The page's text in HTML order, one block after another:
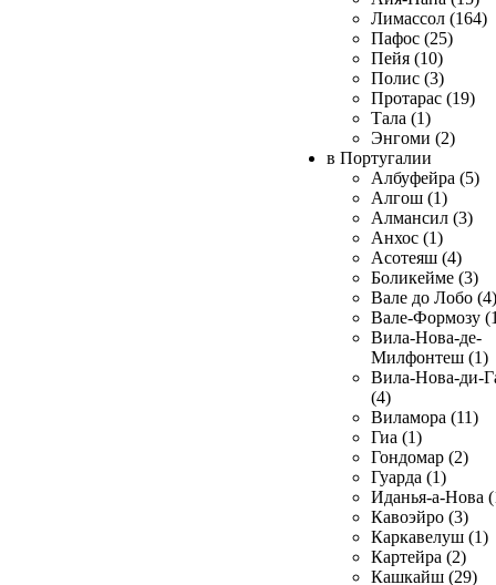
Лимассол (164)
Пафос (25)
Пейя (10)
Полис (3)
Протарас (19)
Тала (1)
Энгоми (2)
в Португалии
Албуфейра (5)
Алгош (1)
Алмансил (3)
Анхос (1)
Асотеяш (4)
Боликейме (3)
Вале до Лобо (4)
Вале-Формозу
Вила-Нова-де-
Милфонтеш (1)
Вила-Нова-ди-
(4)
Виламора (11)
Гиа (1)
Гондомар (2)
Гуарда (1)
Иданья-а-Нова
Кавоэйро (3)
Каркавелуш (1)
Картейра (2)
Кашкайш (29)